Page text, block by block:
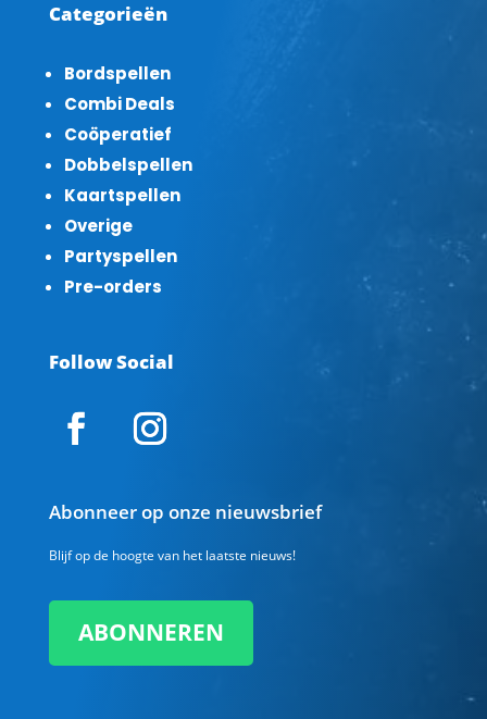
Categorieën
Bordspellen
Combi Deals
Coöperatief
Dobbelspellen
Kaartspellen
Overige
Partyspellen
Pre-orders
Follow Social
Abonneer op onze nieuwsbrief
Blijf op de hoogte van het laatste nieuws!
ABONNEREN